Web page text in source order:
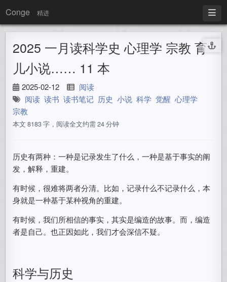
Conge 精进
2025 一月读科学史 心理学 宗教 育
儿小说…… 11 本
2025-02-12
阅读
阅读 读书 读书笔记 历史 小说 科学 觉醒 心理学
宗教
本文 8183 字，阅读全文约需 24 分钟
历史有两种：一种是记录发生了什么，一种是基于事实的阐
发，解释，重建。
有时候，很难将两者分清。比如，记录什么不记录什么，本
身就是一种基于某种视角的重建。
有时候，我们所相信的事实，其实是编造的故事。而，编造
者是自己。也正因如此，我们才会深信不疑。
科学与历史